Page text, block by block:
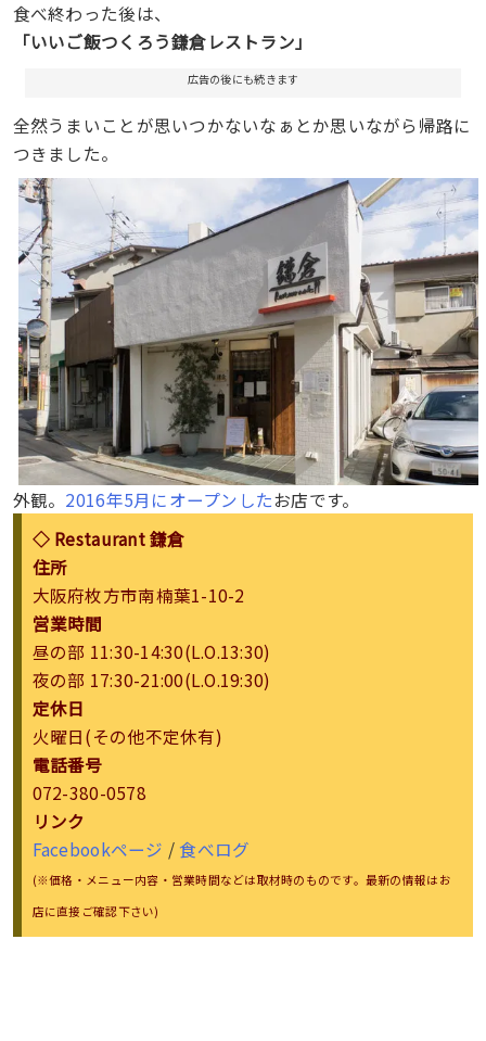
食べ終わった後は、
「いいご飯つくろう鎌倉レストラン」
広告の後にも続きます
全然うまいことが思いつかないなぁとか思いながら帰路に
つきました。
外観。 2016年5月にオープンしたお店です。
◇ Restaurant 鎌倉
住所
大阪府枚方市南楠葉1-10-2
営業時間
昼の部 11:30-14:30(L.O.13:30)
夜の部 17:30-21:00(L.O.19:30)
定休日
火曜日(その他不定休有)
電話番号
072-380-0578
リンク
Facebookページ /食べログ
(※価格・メニュー内容・営業時間などは取材時のものです。最新の情報はお
店に直接ご確認下さい)